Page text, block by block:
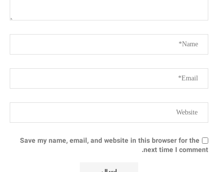
Save my name, email, and website in this browser for the
next time I comment.